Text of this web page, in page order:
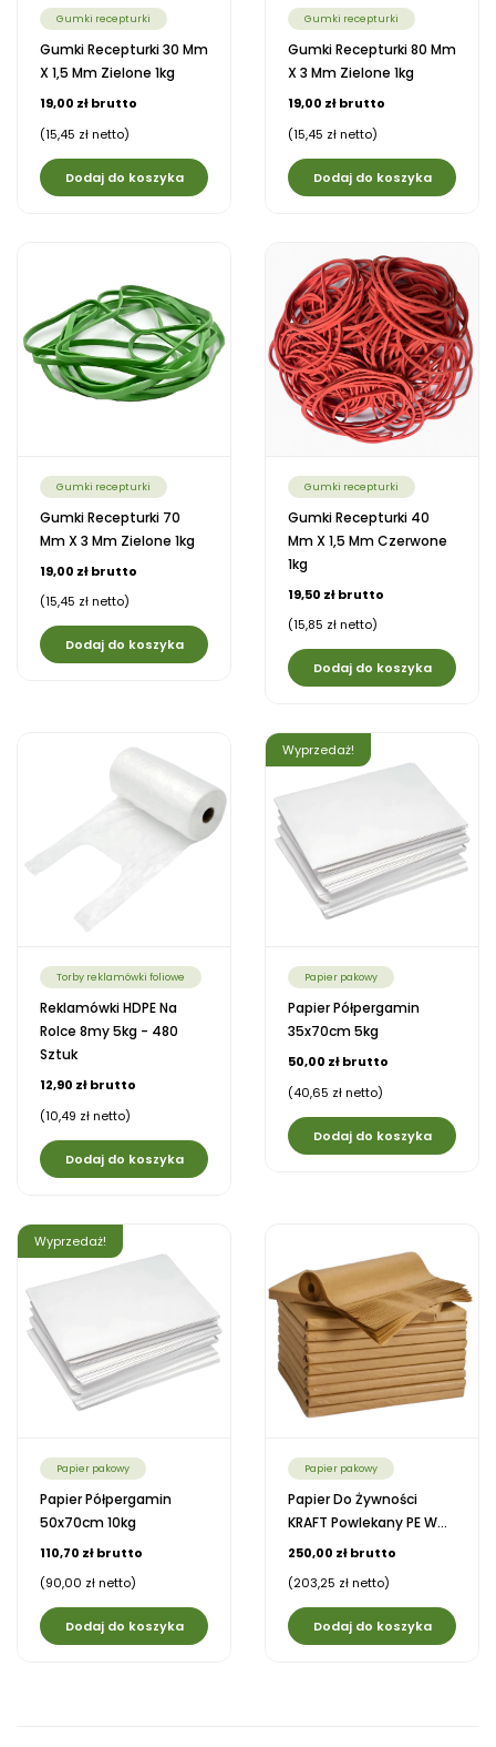
Gumki recepturki
Gumki Recepturki 30 Mm
X 1,5 Mm Zielone 1kg
19,00 zł brutto
(15,45 zł netto)
Dodaj do koszyka
Gumki recepturki
Gumki Recepturki 80 Mm
X 3 Mm Zielone 1kg
19,00 zł brutto
(15,45 zł netto)
Dodaj do koszyka
Gumki recepturki
Gumki Recepturki 70
Mm X 3 Mm Zielone 1kg
19,00 zł brutto
(15,45 zł netto)
Dodaj do koszyka
Gumki recepturki
Gumki Recepturki 40
Mm X 1,5 Mm Czerwone
1kg
19,50 zł brutto
(15,85 zł netto)
Dodaj do koszyka
Torby reklamówki foliowe
Reklamówki HDPE Na
Rolce 8my 5kg - 480
Sztuk
12,90 zł brutto
(10,49 zł netto)
Dodaj do koszyka
Papier pakowy
Papier Półpergamin
35x70cm 5kg
50,00 zł brutto
(40,65 zł netto)
Dodaj do koszyka
Wyprzedaż!
Papier pakowy
Papier Półpergamin
50x70cm 10kg
110,70 zł brutto
(90,00 zł netto)
Dodaj do koszyka
Wyprzedaż!
Papier pakowy
Papier Do Żywności
KRAFT Powlekany PE W...
250,00 zł brutto
(203,25 zł netto)
Dodaj do koszyka